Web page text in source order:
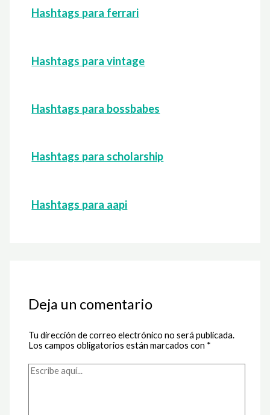
Hashtags para ferrari
Hashtags para vintage
Hashtags para bossbabes
Hashtags para scholarship
Hashtags para aapi
Deja un comentario
Tu dirección de correo electrónico no será publicada.
Los campos obligatorios están marcados con *
Escribe